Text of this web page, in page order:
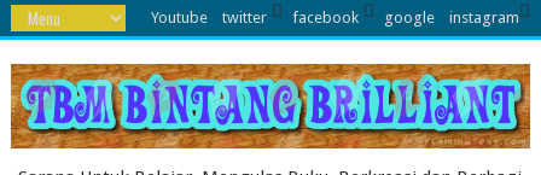
Youtube twitter facebook google instagram